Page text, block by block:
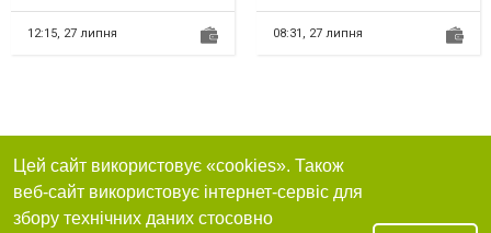
флористика. Закажите
свежие...
12:15, 27 липня
предприятиями. Доступн...
08:31, 27 липня
Цей сайт використовує «cookies». Також
веб-сайт використовує інтернет-сервіс для
збору технічних даних стосовно